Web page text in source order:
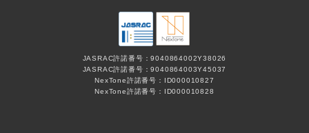
JASRAC許諾番号：9040864002Y38026
JASRAC許諾番号：9040864003Y45037
NexTone許諾番号：ID000010827
NexTone許諾番号：ID000010828